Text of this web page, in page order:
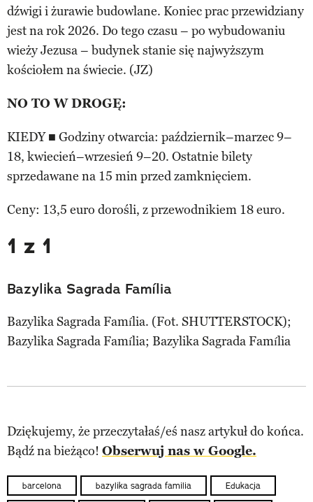
dźwigi i żurawie budowlane. Koniec prac przewidziany
jest na rok 2026. Do tego czasu – po wybudowaniu
wieży Jezusa – budynek stanie się najwyższym
kościołem na świecie. (JZ)
NO TO W DROGĘ:
KIEDY ■ Godziny otwarcia: październik–marzec 9–
18, kwiecień–wrzesień 9–20. Ostatnie bilety
sprzedawane na 15 min przed zamknięciem.
Ceny: 13,5 euro dorośli, z przewodnikiem 18 euro.
1 z 1
Bazylika Sagrada Família
Bazylika Sagrada Família. (Fot. SHUTTERSTOCK);
Bazylika Sagrada Família; Bazylika Sagrada Família
Dziękujemy, że przeczytałaś/eś nasz artykuł do końca.
Bądź na bieżąco! Obserwuj nas w Google.
barcelona bazylika sagrada familia Edukacja